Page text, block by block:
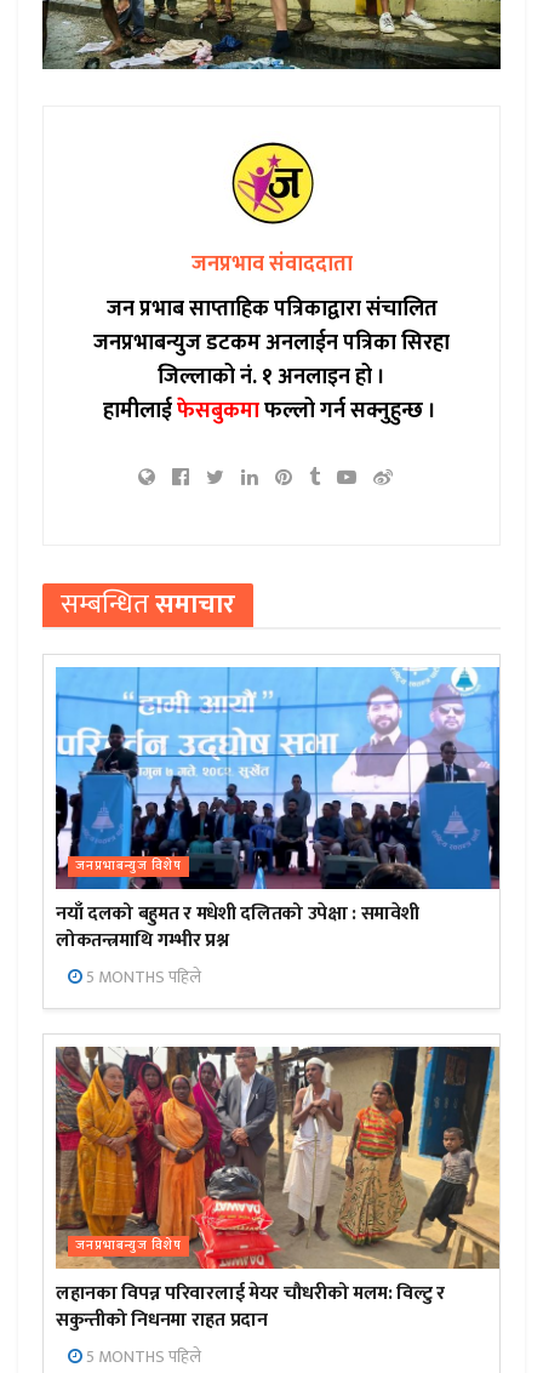
जनप्रभाव संवाददाता
जन प्रभाब साप्ताहिक पत्रिकाद्वारा संचालित
जनप्रभाबन्युज डटकम अनलाईन पत्रिका सिरहा
जिल्लाको नं. १ अनलाइन हो ।
हामीलाईफेसबुकमाफल्लो गर्न सक्नुहुन्छ ।
सम्बन्धितसमाचार
जनप्रभाबन्युज विशेष
नयाँ दलको बहुमत र मधेशी दलितको उपेक्षा : समावेशी
लोकतन्त्रमाथि गम्भीर प्रश्न
5 MONTHS पहिले
जनप्रभाबन्युज विशेष
लहानका विपन्न परिवारलाई मेयर चौधरीको मलम: विल्टु र
सकुन्तीको निधनमा राहत प्रदान
5 MONTHS पहिले